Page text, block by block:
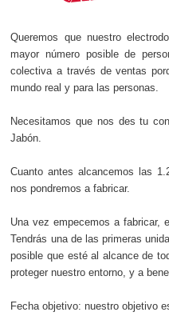
Queremos que nuestro
mayor número posible de
colectiva a través de ventas
mundo real y para las personas.
Necesitamos que nos des tu
Jabón.
Cuanto antes alcancemos las
nos pondremos a fabricar.
Una vez empecemos a fabricar,
Tendrás una de las primeras
posible que esté al alcance de
proteger nuestro entorno, y a
Fecha objetivo: nuestro objetivo